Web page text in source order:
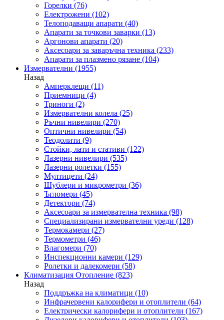
Горелки (76)
Електрожени (102)
Телоподаващи апарати (40)
Апарати за точкови заварки (13)
Аргонови апарати (20)
Аксесоари за заваръчна техника (233)
Апарати за плазмено рязане (104)
Измервателни (1955)
Назад
Амперклещи (11)
Приемници (4)
Триноги (2)
Измервателни колела (25)
Ръчни нивелири (270)
Оптични нивелири (54)
Теодолити (9)
Стойки, лати и стативи (122)
Лазерни нивелири (535)
Лазерни ролетки (155)
Мултицети (24)
Шублери и микрометри (36)
Ъгломери (45)
Детектори (74)
Аксесоари за измервателна техника (98)
Специализирани измервателни уреди (128)
Термокамери (27)
Термометри (46)
Влагомери (70)
Инспекционни камери (129)
Ролетки и далекомери (58)
Климатизация Отопление (823)
Назад
Поддръжка на климатици (10)
Инфрачервени калорифери и отоплители (64)
Електрически калорифери и отоплители (167)